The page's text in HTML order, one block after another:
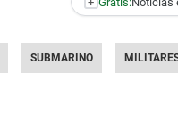
SUBMARINO